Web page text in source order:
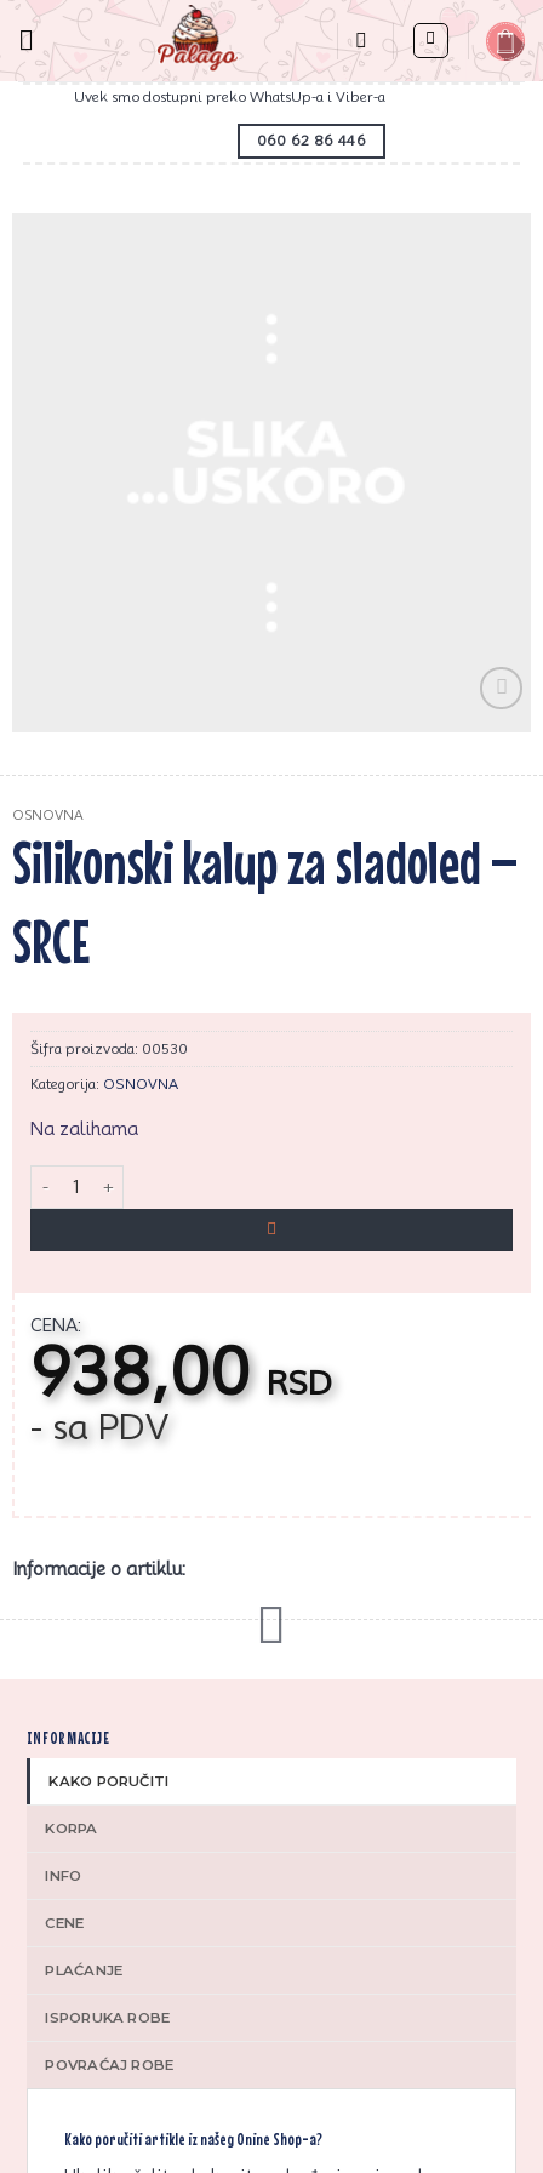
Preskoči
sadržaj
Uvek smo dostupni preko WhatsUp-a i Viber-a
060 62 86 446
OSNOVNA
Silikonski kalup za sladoled –
SRCE
Šifra proizvoda: 00530
Kategorija: OSNOVNA
Na zalihama
CENA:
938,00 RSD
- sa PDV
Informacije o artiklu:
INFORMACIJE
KAKO PORUČITI
KORPA
INFO
CENE
PLAĆANJE
ISPORUKA ROBE
POVRAĆAJ ROBE
Kako poručiti artikle iz našeg Onine Shop-a?